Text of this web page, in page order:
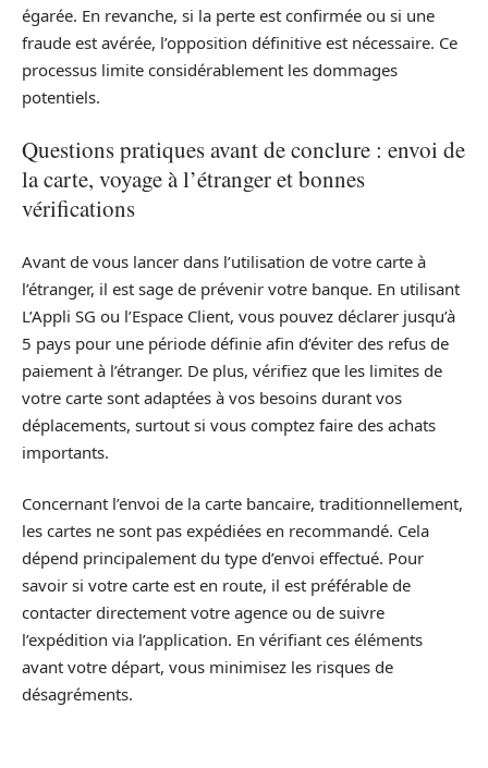
égarée. En revanche, si la perte est confirmée ou si une
fraude est avérée, l’opposition définitive est nécessaire. Ce
processus limite considérablement les dommages
potentiels.
Questions pratiques avant de conclure : envoi de
la carte, voyage à l’étranger et bonnes
vérifications
Avant de vous lancer dans l’utilisation de votre carte à
l’étranger, il est sage de prévenir votre banque. En utilisant
L’Appli SG ou l’Espace Client, vous pouvez déclarer jusqu’à
5 pays pour une période définie afin d’éviter des refus de
paiement à l’étranger. De plus, vérifiez que les limites de
votre carte sont adaptées à vos besoins durant vos
déplacements, surtout si vous comptez faire des achats
importants.
Concernant l’envoi de la carte bancaire, traditionnellement,
les cartes ne sont pas expédiées en recommandé. Cela
dépend principalement du type d’envoi effectué. Pour
savoir si votre carte est en route, il est préférable de
contacter directement votre agence ou de suivre
l’expédition via l’application. En vérifiant ces éléments
avant votre départ, vous minimisez les risques de
désagréments.